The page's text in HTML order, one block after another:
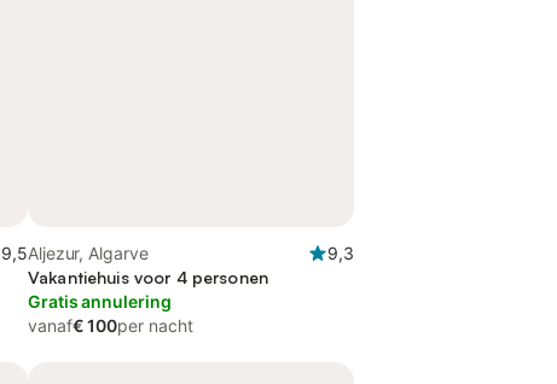
9,5Aljezur, Algarve
9,3
Vakantiehuis voor 4 personen
Gratis annulering
vanaf€ 100per nacht